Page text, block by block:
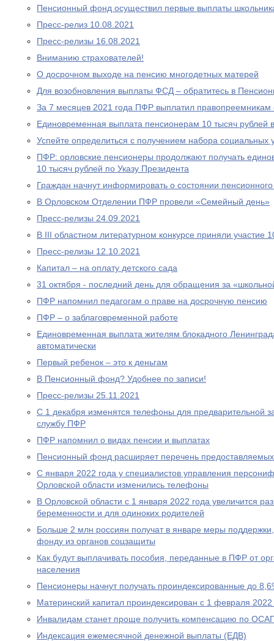
Пенсионный фонд осуществил первые выплаты
Пресс-релиз 10.08.2021
Пресс-релизы 16.08.2021
Вниманию страхователей!
О досрочном выходе на пенсию многодетных матерей
Для возобновления выплаты ФСД – обратитесь в
За 7 месяцев 2021 года ПФР выплатил
Единовременная выплата пенсионерам 10 тысяч рублей
Успейте определиться с получением набора социальных
ПФР: орловские пенсионеры продолжают получать
10 тысяч рублей по Указу Президента
Граждан начнут информировать о состоянии
В Орловском Отделении ПФР провели «Семейный день»
Пресс-релизы 24.09.2021
В III областном литературном конкурсе приняли участие
Пресс-релизы 12.10.2021
Капитал – на оплату детского сада
31 октября - последний день для обращения за
ПФР напомнил педагогам о праве на досрочную пенсию
ПФР – о заблаговременной работе
Единовременная выплата жителям блокадного
автоматически
Первый ребенок – это к деньгам
В Пенсионный фонд? Удобнее по записи!
Пресс-релизы 25.11.2021
С 1 декабря изменятся телефоны для предварительной
службу ПФР
ПФР напомнил о видах пенсии и выплатах
Пенсионный фонд расширяет перечень
С января 2022 года у специалистов управления
Орловской области изменились телефоны
В Орловской области с 1 января 2022 года увеличится
беременности и для одиноких родителей
Больше 2 млн россиян получат в январе меры
фонду из органов соцзащиты
Как будут выплачивать пособия, переданные в ПФР от
населения
Пенсионеры начнут получать проиндексированные до
Материнский капитал проиндексирован с 1 февраля 2022
Инвалидам станет проще получить компенсацию по
Индексация ежемесячной денежной выплаты (ЕДВ)